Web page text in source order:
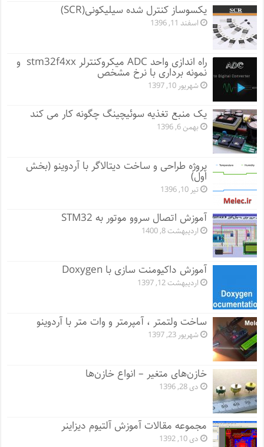
یکسوساز کنترل شده سیلیکونی(SCR)
اسفند 11, 1396
راه اندازی واحد ADC میکروکنترلر stm32f4xx و
نمونه برداری با نرخ مشخص
شهریور 10, 1397
یک منبع تغذیه سوئیچینگ چگونه کار می کند
بهمن 6, 1396
پروژه طراحی و ساخت دیتالاگر با آردوینو (بخش
اول)
تیر 10, 1396
آموزش اتصال سروو موتور به STM32
اردیبهشت 8, 1400
آموزش داکیومنت سازی با Doxygen
اردیبهشت 12, 1397
ساخت ولتمتر ، آمپرمتر و وات متر با آردوینو
شهریور 23, 1397
خازن‌های متغیر – انواع خازن‌ها
دی 28, 1396
مجموعه مقالات آموزش آلتیوم دیزاینر
دی 10, 1392